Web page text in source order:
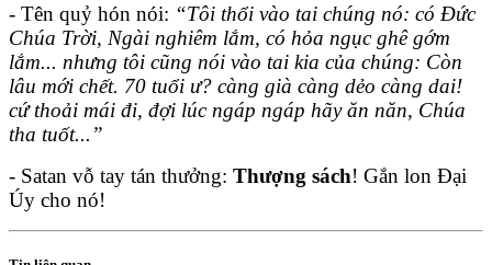
- Tên quỷ hón nói: “Tôi thổi vào tai chúng nó: có Đức
Chúa Trời, Ngài nghiêm lắm, có hỏa ngục ghê gớm
lắm... nhưng tôi cũng nói vào tai kia của chúng: Còn
lâu mới chết. 70 tuổi ư? càng già càng dẻo càng dai!
cứ thoải mái đi, đợi lúc ngáp ngáp hãy ăn năn, Chúa
tha tuốt...”
- Satan vỗ tay tán thưởng: Thượng sách! Gắn lon Đại
Úy cho nó!